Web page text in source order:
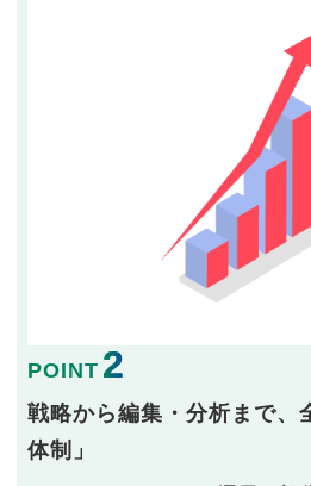
POINT 2
戦略から編集・分析まで、
体制」